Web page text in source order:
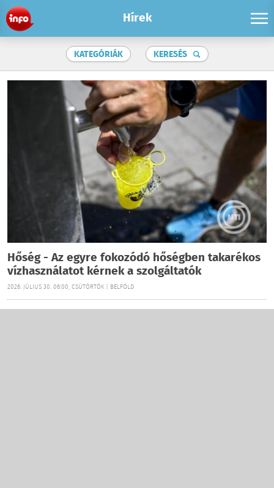
Hírek
KATEGÓRIÁK KERESÉS
Hőség - Az egyre fokozódó hőségben takarékos
vízhasználatot kérnek a szolgáltatók
2026. JÚLIUS 30. 06:00, CSÜTÖRTÖK | BELFÖLD